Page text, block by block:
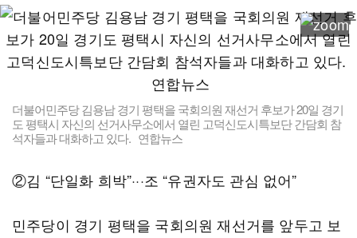
더불어민주당 김용남 경기 평택을 국회의원 재선거 후보가 20일 경기
도 평택시 자신의 선거사무소에서 열린 고덕신도시특보단 간담회 참
석자들과 대화하고 있다. 연합뉴스
②김 “단일화 희박”···조 “유권자도 관심 없어”
민주당이 경기 평택을 국회의원 재선거를 앞두고 보